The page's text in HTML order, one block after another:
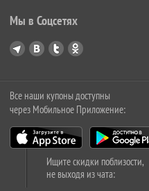
Мы в Соцсетях
Все наши купоны доступны
через Мобильное Приложение:
Ищите скидки поблизости,
не выходя из чата: